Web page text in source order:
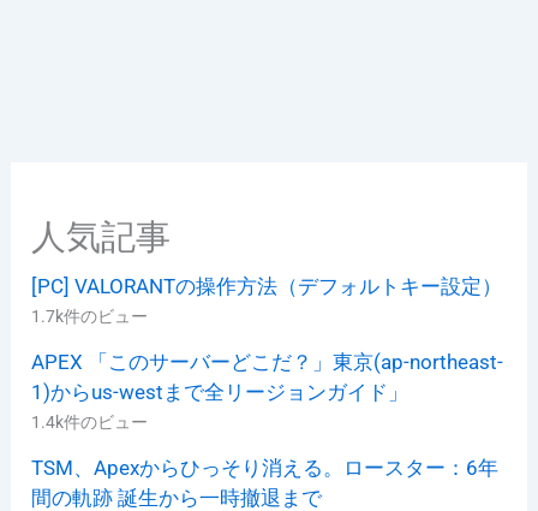
人気記事
[PC] VALORANTの操作方法（デフォルトキー設定）
1.7k件のビュー
APEX 「このサーバーどこだ？」東京(ap-northeast-
1)からus-westまで全リージョンガイド」
1.4k件のビュー
TSM、Apexからひっそり消える。ロースター：6年
間の軌跡 誕生から一時撤退まで